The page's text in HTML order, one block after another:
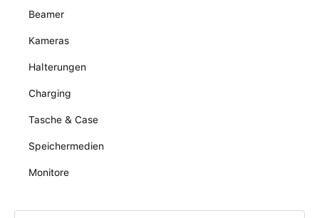
Beamer
Kameras
Halterungen
Charging
Tasche & Case
Speichermedien
Monitore